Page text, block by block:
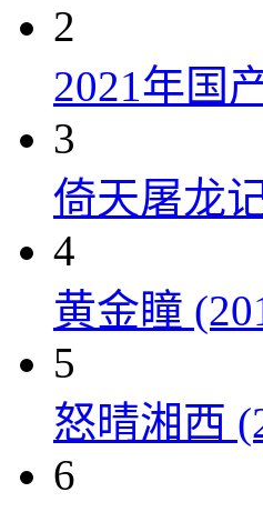
2
2021年国
3
倚天屠龙
4
黄金瞳
5
怒晴湘西
6